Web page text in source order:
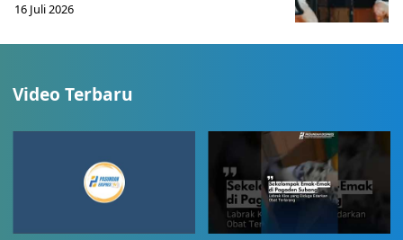
16 Juli 2026
Video Terbaru